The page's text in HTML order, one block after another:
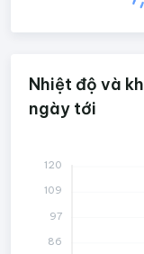
Nhiệt độ và
ngày tới
120
109
97
86